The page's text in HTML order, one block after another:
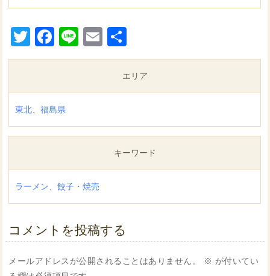
TwitterFacebook
LineEmail
有
エリア
東北、福島県
キーワード
ラーメン、餃子・焼売
コメントを投稿する
メールアドレスが公開されることはありません。 ※ が付いてい